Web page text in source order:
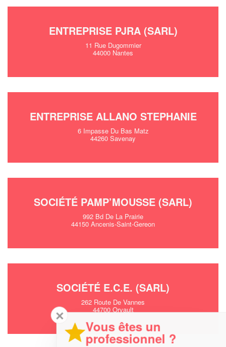
ENTREPRISE PJRA (SARL)
11 Rue Dugommier
44000 Nantes
ENTREPRISE ALLANO STEPHANIE
6 Impasse Du Bas Matz
44260 Savenay
SOCIÉTÉ PAMP’MOUSSE (SARL)
992 Bd De La Prairie
44150 Ancenis-Saint-Gereon
SOCIÉTÉ E.C.E. (SARL)
262 Route De Vannes
44700 Orvault
✕
Vous êtes un
professionnel ?